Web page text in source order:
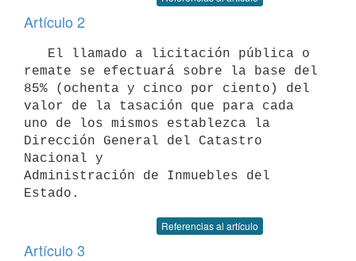
Artículo 2
remate se efectuará sobre la base del
85% (ochenta y cinco por ciento) del
valor de la tasación que para cada
uno de los mismos establezca la
Dirección General del Catastro
Nacional y
Administración de Inmuebles del
Referencias al artículo
Artículo 3